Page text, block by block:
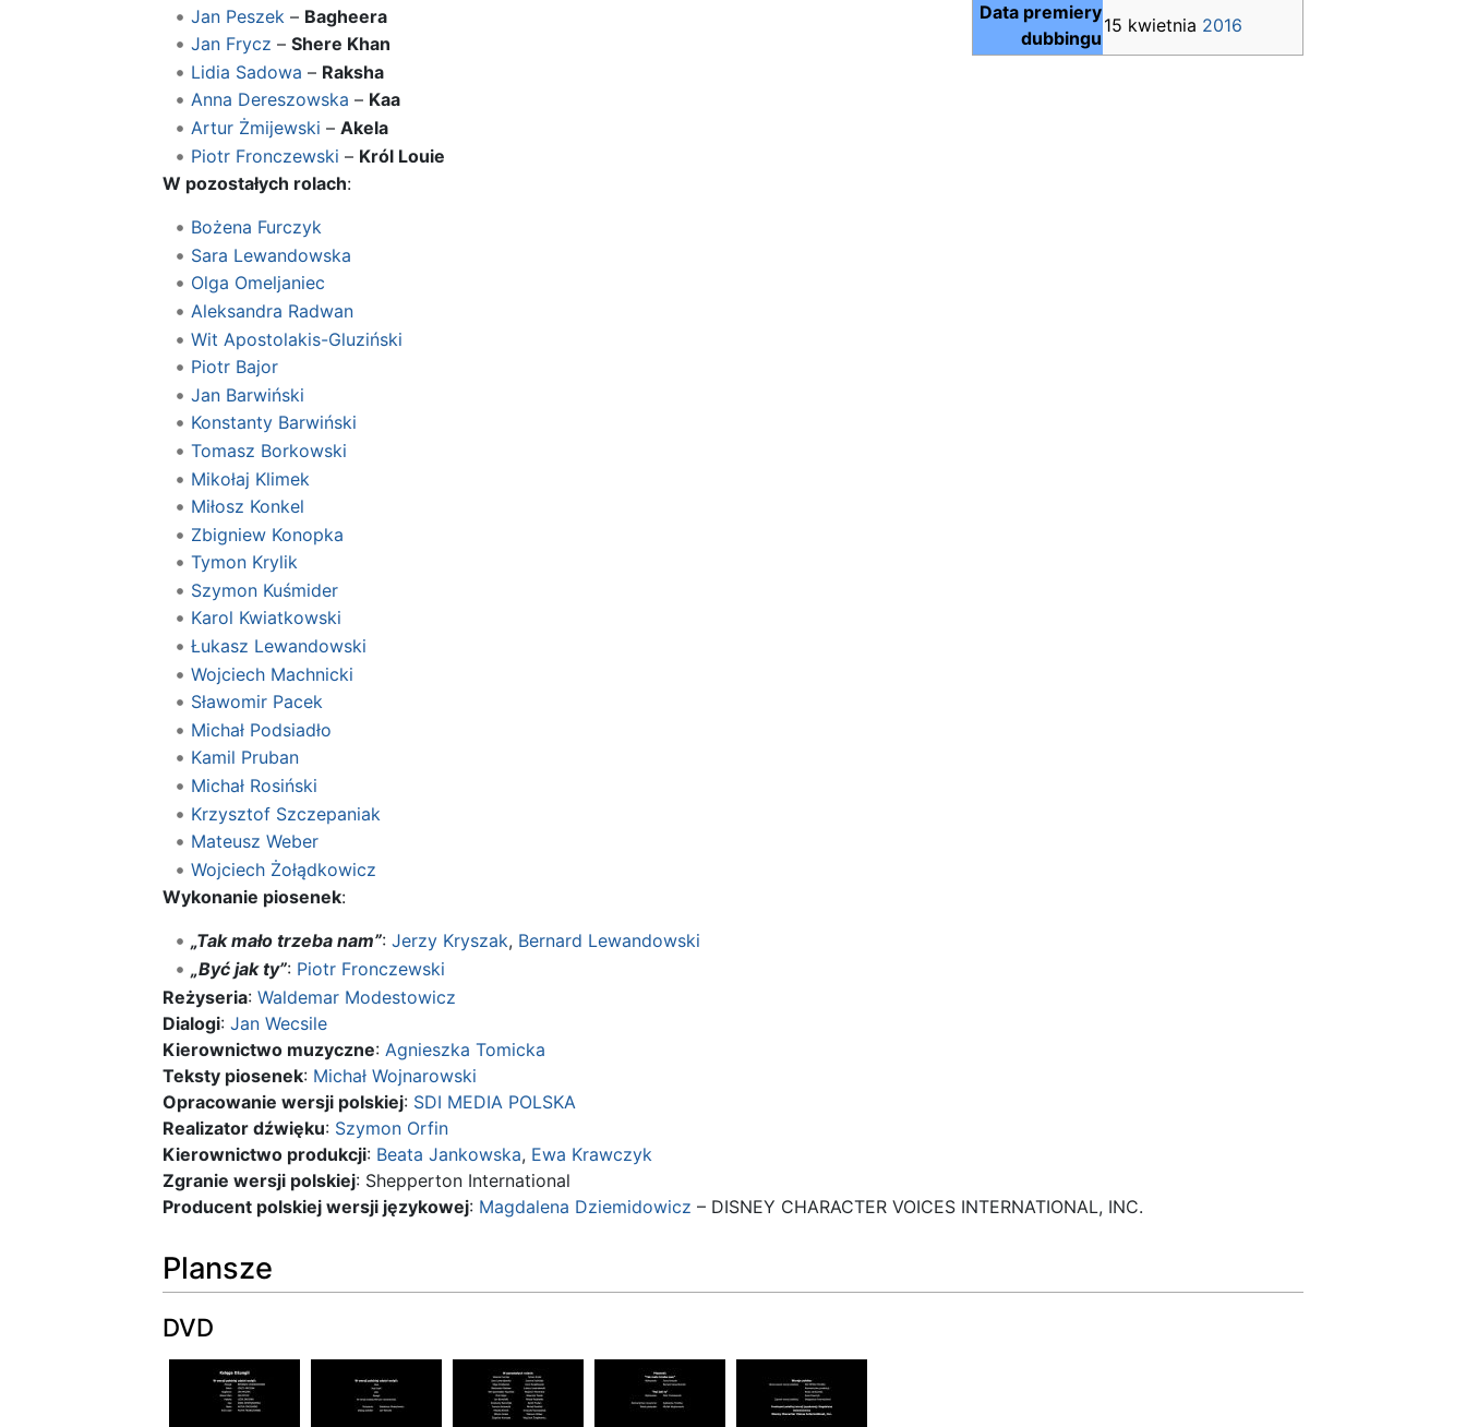
Data premiery
dubbingu
15 kwietnia 2016
Jan Peszek – Bagheera
Jan Frycz – Shere Khan
Lidia Sadowa – Raksha
Anna Dereszowska – Kaa
Artur Żmijewski – Akela
Piotr Fronczewski – Król Louie
W pozostałych rolach:
Bożena Furczyk
Sara Lewandowska
Olga Omeljaniec
Aleksandra Radwan
Wit Apostolakis-Gluziński
Piotr Bajor
Jan Barwiński
Konstanty Barwiński
Tomasz Borkowski
Mikołaj Klimek
Miłosz Konkel
Zbigniew Konopka
Tymon Krylik
Szymon Kuśmider
Karol Kwiatkowski
Łukasz Lewandowski
Wojciech Machnicki
Sławomir Pacek
Michał Podsiadło
Kamil Pruban
Michał Rosiński
Krzysztof Szczepaniak
Mateusz Weber
Wojciech Żołądkowicz
Wykonanie piosenek:
„Tak mało trzeba nam”: Jerzy Kryszak, Bernard Lewandowski
„Być jak ty”: Piotr Fronczewski
Reżyseria: Waldemar Modestowicz
Dialogi: Jan Wecsile
Kierownictwo muzyczne: Agnieszka Tomicka
Teksty piosenek: Michał Wojnarowski
Opracowanie wersji polskiej: SDI MEDIA POLSKA
Realizator dźwięku: Szymon Orfin
Kierownictwo produkcji: Beata Jankowska, Ewa Krawczyk
Zgranie wersji polskiej: Shepperton International
Producent polskiej wersji językowej: Magdalena Dziemidowicz – DISNEY CHARACTER VOICES INTERNATIONAL, INC.
Plansze
DVD